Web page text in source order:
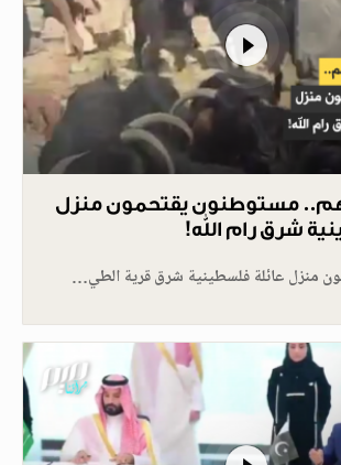
مستوطنون يقتحمون منزل
شرق رام الله!
منزل عائلة فلسطينية شرق قرية الطي…